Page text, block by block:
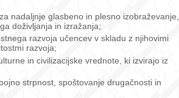
nadaljnje glasbeno in plesno izobraževanje,
doživljanja in izražanja;
razvoja učencev v skladu z njihovimi
razvoja;
in civilizacijske vrednote, ki izvirajo iz
strpnost, spoštovanje drugačnosti in